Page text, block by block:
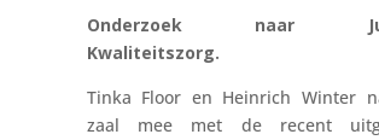
Onderzoek naar
Kwaliteitszorg.
Tinka Floor en Heinrich Winter
zaal mee met de recent